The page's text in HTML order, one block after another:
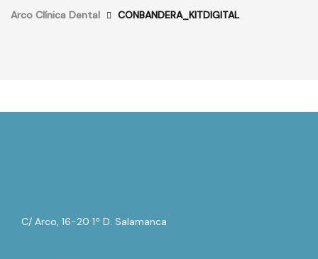
Arco Clínica Dental CONBANDERA_KITDIGITAL
C/ Arco, 16-20 1º D. Salamanca